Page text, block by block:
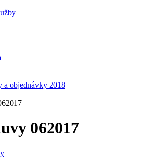
a objednávky 2018
062017